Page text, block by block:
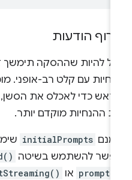
הודעות
להיות שההסקה תימשך
עם קלט רב-אופני.
כדי לאכלס את הסשן,
ההנחיות מוקדם יותר.
initialPrompts
להשתמש בשיטה
או